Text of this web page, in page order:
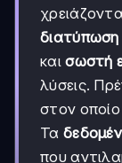
διατύπωση
καισωστή
λύσεις.
στον
Τα
που